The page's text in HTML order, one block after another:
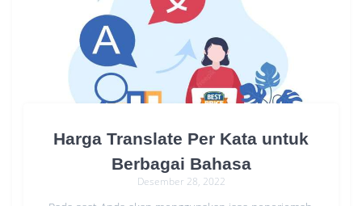
Harga Translate Per Kata untuk
Berbagai Bahasa
Desember 28, 2022